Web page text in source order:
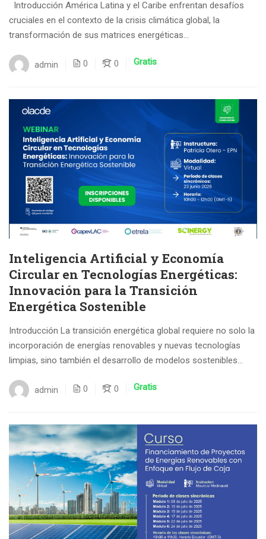
Introducción América Latina y el Caribe enfrentan desafíos
cruciales en el contexto de la crisis climática global, la
transformación de sus matrices energéticas...
admin 0 0 Gratis
Inteligencia Artificial y Economía
Circular en Tecnologías Energéticas:
Innovación para la Transición
Energética Sostenible
Introducción La transición energética global requiere no solo la
incorporación de energías renovables y nuevas tecnologías
limpias, sino también el desarrollo de modelos sostenibles...
admin 0 0 Gratis